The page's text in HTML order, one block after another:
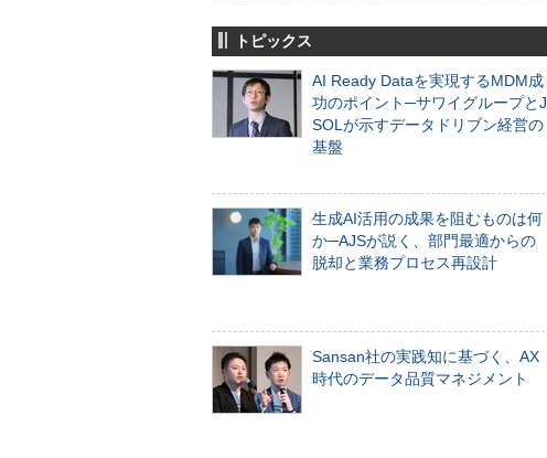
トピックス
AI Ready Dataを実現するMDM成
功のポイント─サワイグループとJ
SOLが示すデータドリブン経営の
基盤
生成AI活用の成果を阻むものは何
か─AJSが説く、部門最適からの
脱却と業務プロセス再設計
Sansan社の実践知に基づく、AX
時代のデータ品質マネジメント